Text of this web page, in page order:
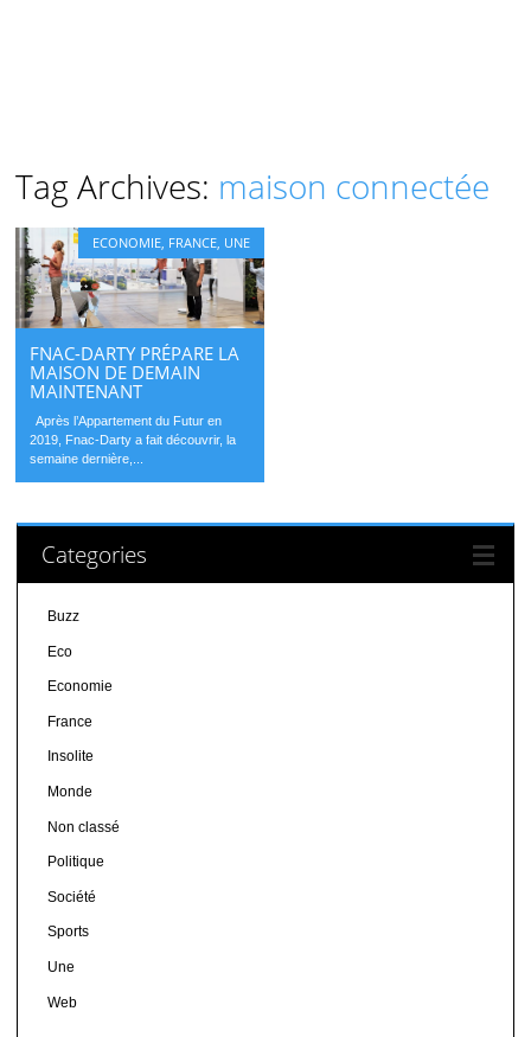
Tag Archives: maison connectée
ECONOMIE FRANCE UNE
FNAC-DARTY PRÉPARE LA
MAISON DE DEMAIN
MAINTENANT
Après l’Appartement du Futur en
2019, Fnac-Darty a fait découvrir, la
semaine dernière,...
Categories
Buzz
Eco
Economie
France
Insolite
Monde
Non classé
Politique
Société
Sports
Une
Web